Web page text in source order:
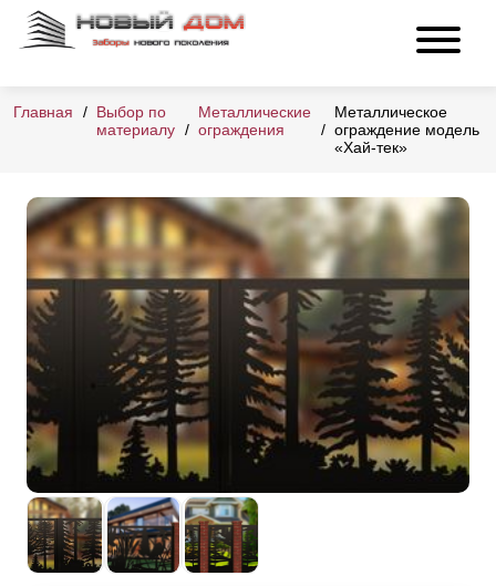
Главная
Выбор по
материалу
Металлические
ограждения
Металлическое
ограждение модель
«Хай-тек»